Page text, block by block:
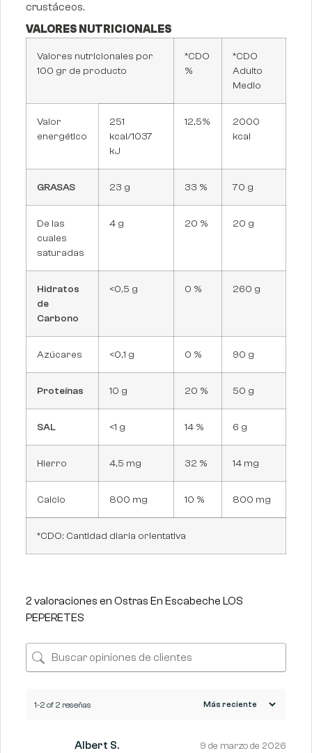
crustáceos.
VALORES NUTRICIONALES
Valores nutricionales por
100 gr de producto
*CDO
%
*CDO
Adulto
Medio
Valor
energético
251
kcal/1037
kJ
12,5%
2000
kcal
GRASAS 23 g 33 % 70 g
De las
cuales
saturadas
4 g 20 % 20 g
Hidratos
de
Carbono
<0,5 g 0 % 260 g
Azúcares <0,1 g 0 % 90 g
Proteínas 10 g 20 % 50 g
SAL <1 g 14 % 6 g
Hierro 4,5 mg 32 % 14 mg
Calcio 800 mg 10 % 800 mg
*CDO: Cantidad diaria orientativa
2 valoraciones en Ostras En Escabeche LOS
PEPERETES
1-2 of 2 reseñas
Albert S. 9 de marzo de 2026